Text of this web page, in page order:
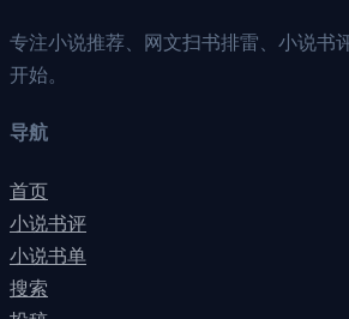
专注小说推荐、网文扫书排雷、小说书
开始。
导航
首页
小说书评
小说书单
搜索